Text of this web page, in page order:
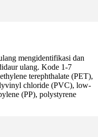
mengidentifikasi dan
ulang. Kode 1-7
terephthalate (PET),
chloride (PVC), low-
(PP), polystyrene